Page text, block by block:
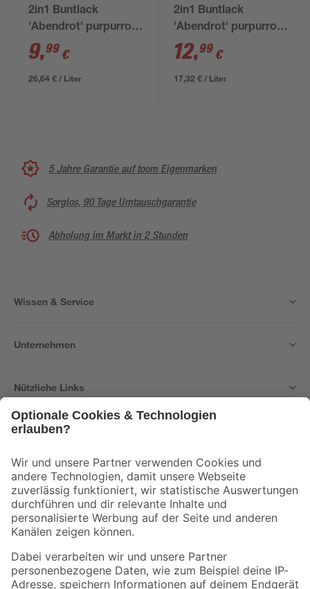
2in1 Buntlack
'Abendrot' purpurrot
glänzend 375 ml
9,99 €
26,64 € / Liter
2in1 Buntlack
'Abendrot' purpurrot
glänzend 750 ml
12,99 €
17,32 € / Liter
5 Jahre Garantie auf toom Eigenmarken
Sorglos, 90 Tage Umtauschgarantie
Abholung im Markt in 2 Stunden
Wissen & Service
Unternehmen
Nützliche Links
Der toom Newsletter: Keine Angebote und Aktionen mehr verpassen!
Zur Newsletter Anmeldung
Folge uns